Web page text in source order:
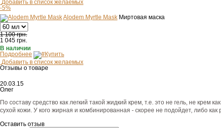
Добавить в список желаемых
-5%
Alodem Myrtle Mask Миртовая маска
1 100 грн.
1 045 грн.
В наличии
Подробнее
Купить
Добавить в список желаемых
Отзывы о товаре
20.03.15
Олег
По составу средство как легкий такой жидкий крем, т.е. это не гель, не
сухой кожи. У кого жирная и комбинированная - скорее не подойдет, либо
Оставить отзыв